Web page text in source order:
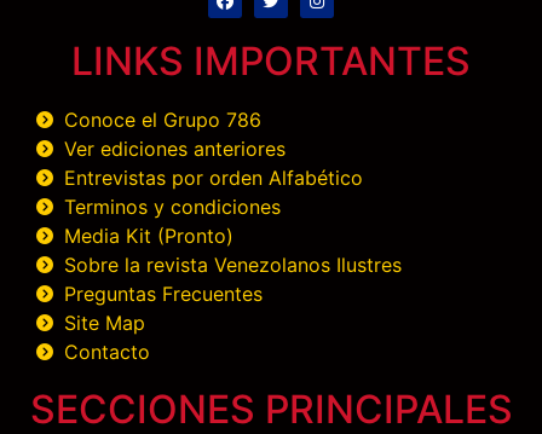
LINKS IMPORTANTES
Conoce el Grupo 786
Ver ediciones anteriores
Entrevistas por orden Alfabético
Terminos y condiciones
Media Kit (Pronto)
Sobre la revista Venezolanos Ilustres
Preguntas Frecuentes
Site Map
Contacto
SECCIONES PRINCIPALES